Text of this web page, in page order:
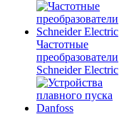
Частотные
преобразователи
Schneider Electric